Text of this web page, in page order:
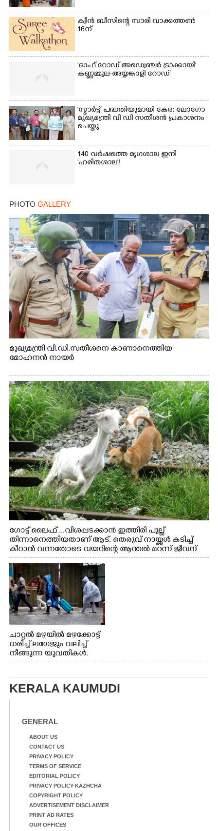
ക്വീൻ ബീസിന്റെ സാരി വാക്കത്തൺ
16ന്
'ഓഫ് റോഡ് അഡ്വെഞ്ചർ ട്രാക്കായി'
കണ്ണമ്മൂല-അയ്യങ്കാളി റോഡ്
'സ്മാർട്ട്' പദ്ധതിയുമായി കേര; ലോഗോ
മുഖ്യമന്ത്രി വി ഡി സതീശൻ പ്രകാശനം
ചെയ്തു
140 വർഷത്തെ മൃഗശാല ഇനി
'ഹരിതശാല'!
PHOTO GALLERY
മുഖ്യമന്ത്രി വി.ഡി.സതീശനെ കാണാനെത്തിയ
മോഹനൻ നായർ
ഗോട്ട് ലൈഫ് ...വിശപ്പടക്കാൻ ഇത്തിരി പുല്ല്
തിന്നാനെത്തിയതാണ് ആട്. തെരുവ് നായ്ക്കൾ കടിച്ച്
കീറാൻ വന്നതോടെ വയറിന്റെ ആന്തൽ മറന്ന് ജീവന്
വേണ്ടിയായി ഓട്ടം. എറണാകുളം വാത്തുരുത്തിയിൽ
നിന്നുള്ള കാഴ്ച
ചാറ്റൽ മഴയിൽ മഴക്കോട്ട്
ധരിച്ച് ലഗേജും വലിച്ച്
നീങ്ങുന്ന യുവതികൾ.
എറണാകുളം മേനകയിൽ
KERALA KAUMUDI
GENERAL
ABOUT US
CONTACT US
PRIVACY POLICY
TERMS OF SERVICE
EDITORIAL POLICY
PRIVACY POLICY-KAZHCHA
COPYRIGHT POLICY
ADVERTISEMENT DISCLAIMER
PRINT AD RATES
OUR OFFICES